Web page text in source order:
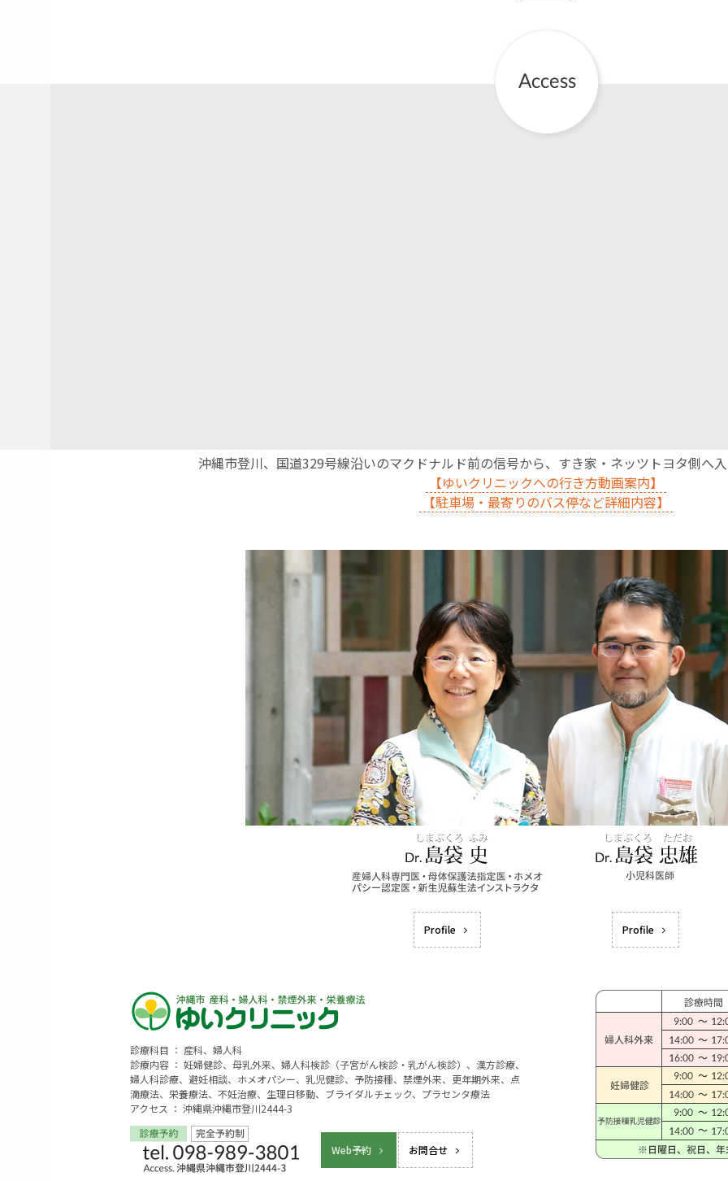
沖縄市登川、国道329号線沿いのマクドナルド前の信号から、すき家・ネッツトヨタ側へ入
【ゆいクリニックへの行き方動画案内】
【駐車場・最寄りのバス停など詳細内容】
Profile Profile
診療科目 ： 産科、婦人科
診療内容 ： 妊婦健診、母乳外来、婦人科検診（子宮がん検診・乳がん検診）、漢方診療、
婦人科診療、避妊相談、ホメオパシー、乳児健診、予防接種、禁煙外来、更年期外来、点
滴療法、栄養療法、不妊治療、生理日移動、ブライダルチェック、プラセンタ療法
アクセス ： 沖縄県沖縄市登川2444-3
Web予約 お問合せ